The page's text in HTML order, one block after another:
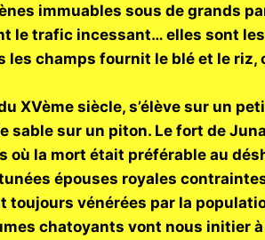
immuables sous de grands
le trafic incessant… elles sont
champs fournit le blé et le riz,
XVème siècle, s’élève sur un
sable sur un piton. Le fort de
où la mort était préférable au
épouses royales
vénérées par la
chatoyants vont nous initier à